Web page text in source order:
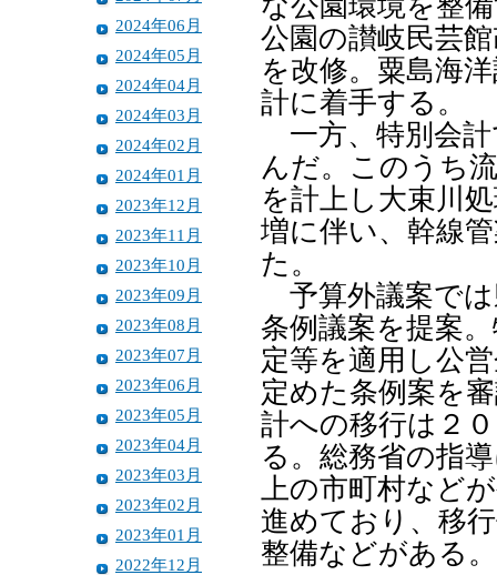
2024年06月
2024年05月
2024年04月
2024年03月
2024年02月
2024年01月
2023年12月
2023年11月
2023年10月
2023年09月
2023年08月
2023年07月
2023年06月
2023年05月
2023年04月
2023年03月
2023年02月
2023年01月
2022年12月
公園の讃岐民芸
を改修。粟島海
計に着手する。
一方、特別会計
んだ。このうち
を計上し大束川
増に伴い、幹線
た。
予算外議案では
条例議案を提案
定等を適用し公
定めた条例案を
計への移行は２
る。総務省の指
上の市町村など
進めており、移
整備などがある。